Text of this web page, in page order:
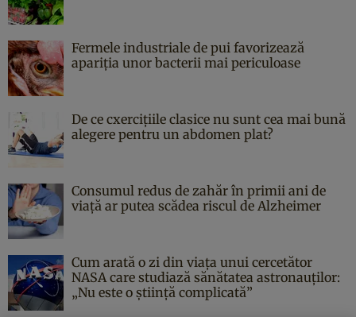
Fermele industriale de pui favorizează
apariția unor bacterii mai periculoase
De ce cxercițiile clasice nu sunt cea mai bună
alegere pentru un abdomen plat?
Consumul redus de zahăr în primii ani de
viață ar putea scădea riscul de Alzheimer
Cum arată o zi din viața unui cercetător
NASA care studiază sănătatea astronauților:
„Nu este o știință complicată”